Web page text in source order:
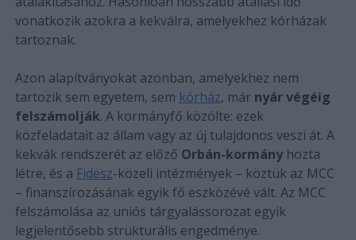
vonatkozik azokra a kekválra, amelyekhez kórházak
tartoznak.
Azon alapítványokat azonban, amelyekhez nem
tartozik sem egyetem, sem kórház, már nyár végéig
felszámolják. A kormányfő közölte: ezek
közfeladatait az állam vagy az új tulajdonos veszi át. A
kekvák rendszerét az előző Orbán-kormányhozta
létre, és a Fidesz-közeli intézmények – köztük az MCC
– finanszírozásának egyik fő eszközévé vált. Az MCC
felszámolása az uniós tárgyalássorozat egyik
legjelentősebb strukturális engedménye.